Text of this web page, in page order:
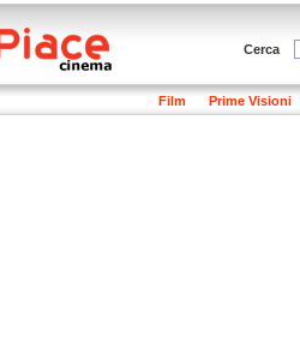
Cerca
Film Prime Visioni